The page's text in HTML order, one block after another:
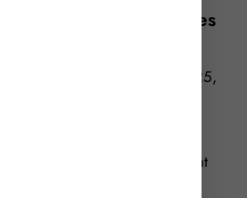
2025 : c’est l’heure des
de la loi de finances pour 2025,
ont été mises en place
sur les biens et les
d’être apportées concernant